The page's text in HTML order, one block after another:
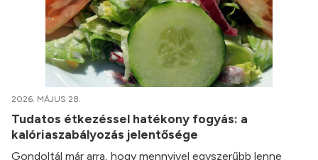
2026. MÁJUS 28.
Tudatos étkezéssel hatékony fogyás: a
kalóriaszabályozás jelentősége
Gondoltál már arra, hogy mennyivel egyszerűbb lenne